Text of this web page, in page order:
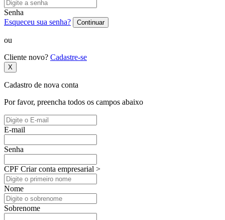
Senha
Esqueceu sua senha?
Continuar
ou
Cliente novo? Cadastre-se
X
Cadastro de nova conta
Por favor, preencha todos os campos abaixo
E-mail
Senha
CPF Criar conta empresarial >
Nome
Sobrenome